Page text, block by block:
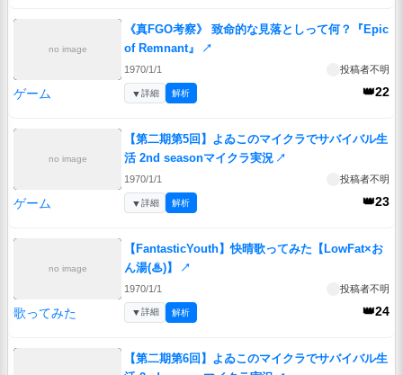
no image
《真FGO考察》 致命的な見落としって何？『Epic
of Remnant』
↗
1970/1/1 投稿者不明
ゲーム 👑22
▼詳細 解析
no image
【第二期第5回】よゐこのマイクラでサバイバル生
活 2nd seasonマイクラ実況 ↗
1970/1/1 投稿者不明
ゲーム 👑23
▼詳細 解析
no image
【FantasticYouth】快晴歌ってみた【LowFat×お
ん湯(♨︎)】
↗
1970/1/1 投稿者不明
歌ってみた 👑24
▼詳細 解析
【第二期第6回】よゐこのマイクラでサバイバル生